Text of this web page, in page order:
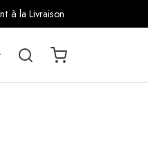
à la Livraison